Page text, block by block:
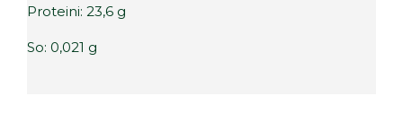
Proteini: 23,6 g
So: 0,021 g